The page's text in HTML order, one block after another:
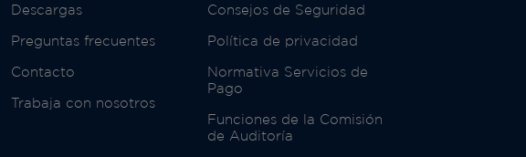
Descargas
Preguntas frecuentes
Contacto
Trabaja con nosotros
Consejos de Seguridad
Política de privacidad
Normativa Servicios de
Pago
Funciones de la Comisión
de Auditoría